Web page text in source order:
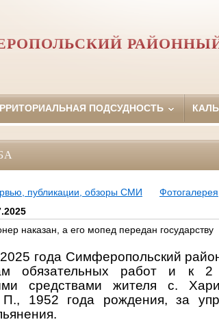
ПОДСУДНОСТЬ
публикации, обзоры СМИ Фотогалерея
наказан, а его мопед передан государству
года Симферопольский
обязательных работ и к 2
средствами жителя с.
П., 1952 года рождения, за